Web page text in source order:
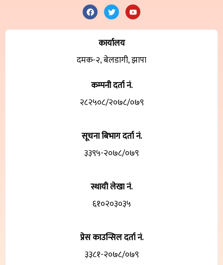
कार्यालय
दमक-२, बेलडागी, झापा
कम्पनी दर्ता नं.
२८२५०८/२०७८/०७९
सूचना बिभाग दर्ता नं.
३३९५-२०७८/०७९
स्थायी लेखा नं.
६१०२०३०३५
प्रेस काउन्सिल दर्ता नं.
३३८१-२०७८/०७९